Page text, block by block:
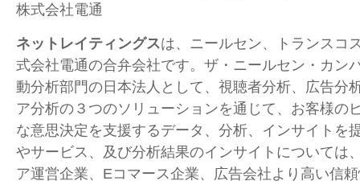
株式会社電通
ネットレイティングスは、ニールセン、トランスコ
式会社電通の合弁会社です。ザ・ニールセン・カン
動分析部門の日本法人として、視聴者分析、広告分
ア分析の３つのソリューションを通じて、お客様の
な意思決定を支援するデータ、分析、インサイトを
やサービス、及び分析結果のインサイトについては
ア運営企業、Eコマース企業、広告会社より高い信